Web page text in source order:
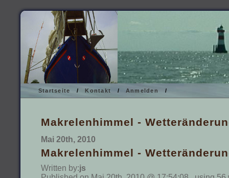
Startseite / Kontakt / Anmelden /
Makrelenhimmel -
Mai 20th, 2010
Makrelenhimmel -
Written by:js